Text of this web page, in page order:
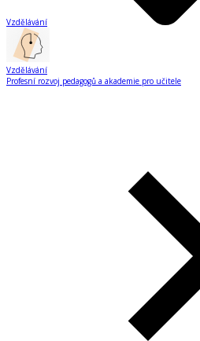
Vzdělávání
Vzdělávání
Profesní rozvoj pedagogů a akademie pro učitele